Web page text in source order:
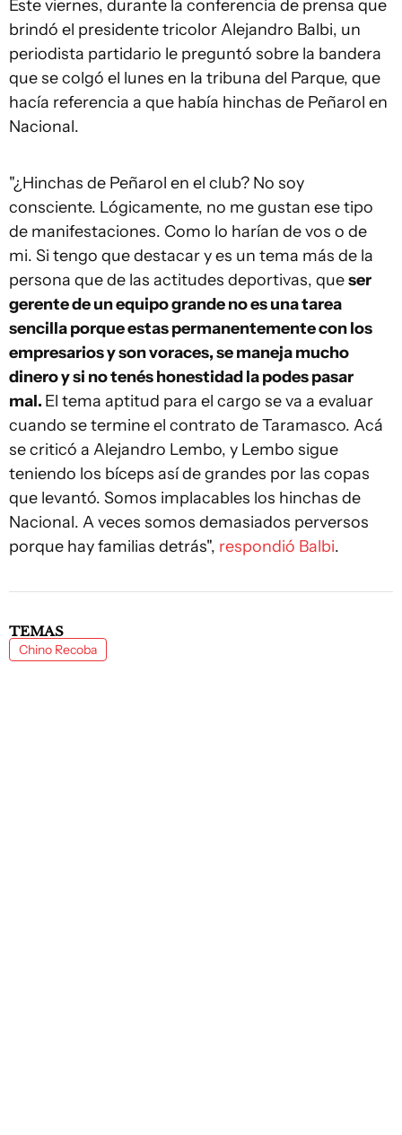
Este viernes, durante la conferencia de prensa que
brindó el presidente tricolor Alejandro Balbi, un
periodista partidario le preguntó sobre la bandera
que se colgó el lunes en la tribuna del Parque, que
hacía referencia a que había hinchas de Peñarol en
Nacional.
"¿Hinchas de Peñarol en el club? No soy
consciente. Lógicamente, no me gustan ese tipo
de manifestaciones. Como lo harían de vos o de
mi. Si tengo que destacar y es un tema más de la
persona que de las actitudes deportivas, queser
gerente de un equipo grande no es una tarea
sencilla porque estas permanentemente con los
empresarios y son voraces, se maneja mucho
dinero y si no tenés honestidad la podes pasar
mal. El tema aptitud para el cargo se va a evaluar
cuando se termine el contrato de Taramasco. Acá
se criticó a Alejandro Lembo, y Lembo sigue
teniendo los bíceps así de grandes por las copas
que levantó. Somos implacables los hinchas de
Nacional. A veces somos demasiados perversos
porque hay familias detrás", respondió Balbi.
TEMAS
Chino Recoba